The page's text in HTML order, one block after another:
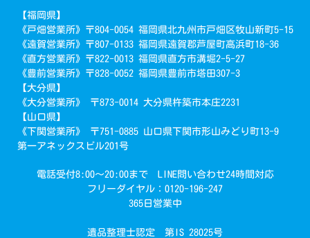
【福岡県】
《戸畑営業所》〒804-0054 福岡県北九州市戸畑区牧山新町5-15
《遠賀営業所》〒807-0133 福岡県遠賀郡芦屋町高浜町18-36
《直方営業所》〒822-0013 福岡県直方市溝堀2-5-27
《豊前営業所》〒828-0052 福岡県豊前市塔田307-3
【大分県】
《大分営業所》 〒873-0014 大分県杵築市本庄2231
【山口県】
《下関営業所》 〒751-0885 山口県下関市形山みどり町13-9
第一アネックスビル201号
電話受付8:00～20:00まで LINE問い合わせ24時間対応
フリーダイヤル：0120-196-247
365日営業中
遺品整理士認定 第IS 28025号